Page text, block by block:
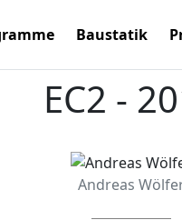
Baustatik
EC2 -
Andreas